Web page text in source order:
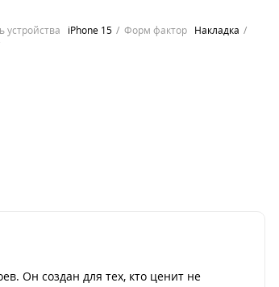
устройства iPhone 15 Форм фактор
Накладка
Он создан для тех, кто ценит не